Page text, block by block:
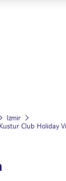
Izmir
Club Holiday